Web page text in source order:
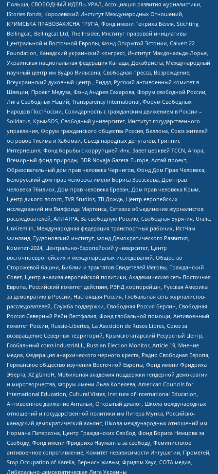
Польша, СВОБОДНЫЙ ИДЕЛЬ-УРАЛ, Ассоциация развития журналистики,
IStories fonds, Королевский Институт Международных Отношений,
КРИМСЬКА ПРАВОЗАХИСНА ГРУПА, Фонд имени Генриха Бёлля, Stichting
Bellingcat, Bellingcat Ltd, The Insider, Институт правовой инициативы
Центральной и Восточной Европы, Фонд Открытой Эстонии, Calvert 22
Foundation, Канадский украинский конгресс, Институт Макдональда-Лорье,
Украинская национальная федерация Канады, Декабристы, Международный
научный центр им Вудро Вильсона, Свободная пресса, Возрождение,
Всеукраинский духовный центр , Риддл, Русский антивоенный комитет в
Швеции, Проект Медуза, Фонд Андрея Сахарова, Форум свободной России,
Лига Свободных Наций, Transparеncy International, Форум Свободных
Народов ПостРоссии, Солидарность с гражданским движением в России –
Solidarus, КрымSOS, Свободный университет, Институт государственного
управления, Форум гражданского общества Россия, Беллона, Союз жителей
островов Тисима и Хабомаи, Съезд народных депутатов, Гринпис
Интернешнл, Фонд борьбы с коррупцией Инк, Завет церквей TCCN, Агора,
Всемирный фонд природы, BDR Novaja Gazeta-Europe, Алтай проект,
Образовательный дом прав человека Чернигов, Фонд Дом Прав Человека,
Белорусский дом прав человека имени Бориса Звозскова, Дом прав
человека Тбилиси, Дом прав человека Ереван, Дом прав человека Крым,
Центр дикого лосося, TVR Studios, ТВ Дождь, Центр европейских
исследований им Вилфрида Мартенса, Сетевое объединение журналистов
расследователей, АЛЛАТРА, За свободную Россию, Свободная Бурятия, Uralic,
UnKremlin, Международная федерация транспортных рабочих, ИстЧам
Финланд, Гудзоновский институт, Фонд Демократического Развития,
Комитет-2024, Центрально-Европейский университет, Центр
восточноевропейских и международных исследований, Общество
Сторожевой башни, Библии и трактатов Свидетелей Иеговы, Гражданский
Совет, Центр анализа европейской политики, Академическая сеть Восточная
Европа, Российский комитет действия, РЭНД корпорейшн, Русская Америка
за демократию в России, Настоящая Россия, Глобальная сеть журналистов-
расследователей, Служба поддержки, Свободная Россия Берлин, Свободная
Россия Северный Рейн-Вестфалия, Фонд глобальной помощи, Антивоенный
комитет России, Russie-Libertes, La Asocicion de Rusos Libres, Союз за
возвращение Северных территорий, Крымскотатарский Ресурсный Центр,
Глобальный союз IndustriALL, Russian Election Monitor, Article 19, Мнение
медиа, Федерация анархического черного креста, Радио Свободная Европа,
Германское общество изучения Восточной Европы, Фонд имени Фридриха
Эберта, XZ gGmbH, Мобильная академия поддержки гендерной демократии
и миротворчества, Форум имени Льва Копелева, American Councils for
International Education, Cultural Vistas, Institute of International Education,
Антивоенное движение Антальи, Открытый диалог, Школа международных
отношений и государственной политики им Питера Мунка, Российско-
канадский демократический альянс, Школа международных отношений им
Нормана Патерсона, Центр Гражданских Свобод, Фонд Бориса Немцова за
Свободу, Фонд имени Фридриха Науманна за свободу, Феминистское
антивоенное сопротивление, Комитет независимости Ингушетии, Прометей,
Stop Occupation of Karelia, Вернись живым, Фридом Хаус, СОТА медиа,
Либерально-демократическая Лига Украины